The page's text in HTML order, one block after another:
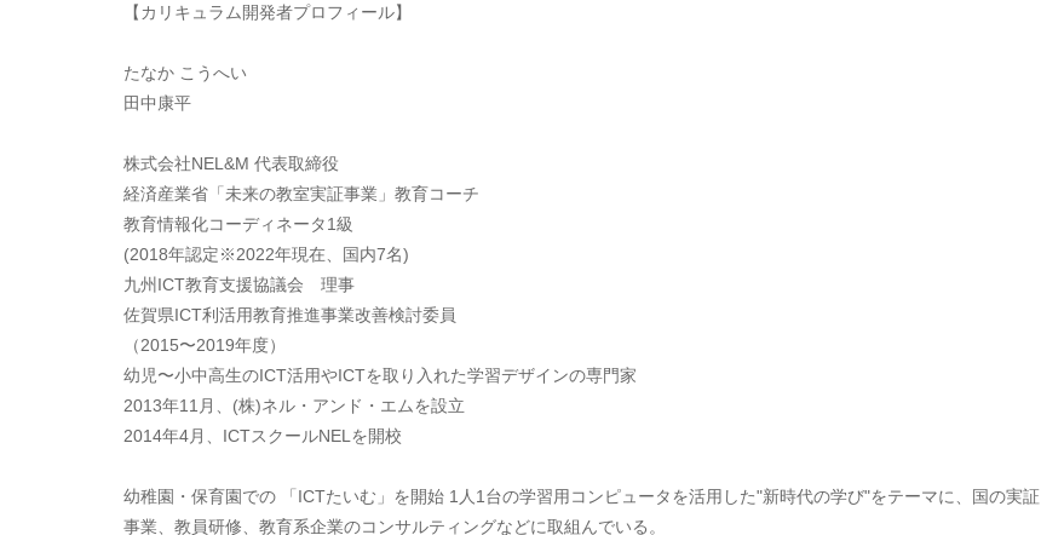
【カリキュラム開発者プロフィール】
たなか こうへい
田中康平
株式会社NEL&M 代表取締役
経済産業省「未来の教室実証事業」教育コーチ
教育情報化コーディネータ1級
(2018年認定※2022年現在、国内7名)
九州ICT教育支援協議会 理事
佐賀県ICT利活用教育推進事業改善検討委員
（2015〜2019年度）
幼児〜小中高生のICT活用やICTを取り入れた学習デザインの専門家
2013年11月、(株)ネル・アンド・エムを設立
2014年4月、ICTスクールNELを開校
​幼稚園・保育園での 「ICTたいむ」を開始 1人1台の学習用コンピュータを活用した"新時代の学び"をテーマに、国の実証
事業、教員研修、教育系企業のコンサルティングなどに取組んでいる。